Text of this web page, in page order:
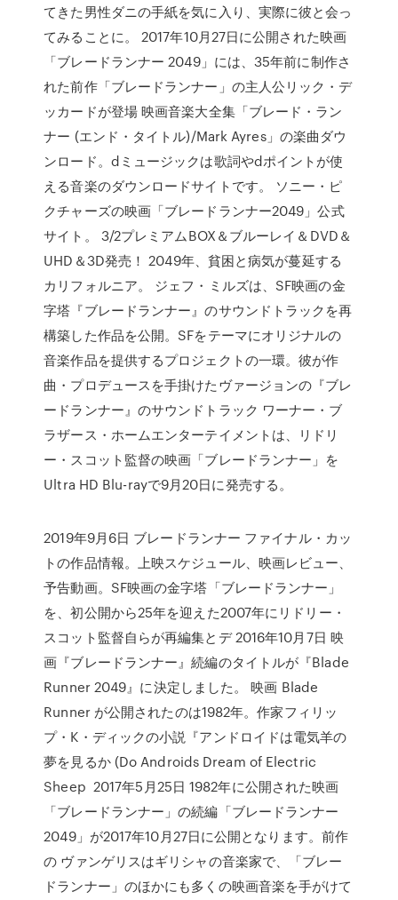
てきた男性ダニの手紙を気に入り、実際に彼と会っ
てみることに。 2017年10月27日に公開された映画
「ブレードランナー 2049」には、35年前に制作さ
れた前作「ブレードランナー」の主人公リック・デ
ッカードが登場 映画音楽大全集「ブレード・ラン
ナー (エンド・タイトル)/Mark Ayres」の楽曲ダウ
ンロード。dミュージックは歌詞やdポイントが使
える音楽のダウンロードサイトです。 ソニー・ピ
クチャーズの映画「ブレードランナー2049」公式
サイト。 3/2プレミアムBOX＆ブルーレイ＆DVD＆
UHD＆3D発売！ 2049年、貧困と病気が蔓延する
カリフォルニア。 ジェフ・ミルズは、SF映画の金
字塔『ブレードランナー』のサウンドトラックを再
構築した作品を公開。SFをテーマにオリジナルの
音楽作品を提供するプロジェクトの一環。彼が作
曲・プロデュースを手掛けたヴァージョンの『ブレ
ードランナー』のサウンドトラック ワーナー・ブ
ラザース・ホームエンターテイメントは、リドリ
ー・スコット監督の映画「ブレードランナー」を
Ultra HD Blu-rayで9月20日に発売する。
2019年9月6日 ブレードランナー ファイナル・カッ
トの作品情報。上映スケジュール、映画レビュー、
予告動画。SF映画の金字塔「ブレードランナー」
を、初公開から25年を迎えた2007年にリドリー・
スコット監督自らが再編集とデ 2016年10月7日 映
画『ブレードランナー』続編のタイトルが『Blade
Runner 2049』に決定しました。 映画 Blade
Runner が公開されたのは1982年。作家フィリッ
プ・K・ディックの小説『アンドロイドは電気羊の
夢を見るか (Do Androids Dream of Electric
Sheep 2017年5月25日 1982年に公開された映画
「ブレードランナー」の続編「ブレードランナー
2049」が2017年10月27日に公開となります。前作
の ヴァンゲリスはギリシャの音楽家で、「ブレー
ドランナー」のほかにも多くの映画音楽を手がけて